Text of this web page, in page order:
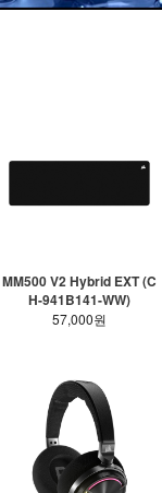
MM500 V2 Hybrid EXT (C
H-941B141-WW)
57,000원